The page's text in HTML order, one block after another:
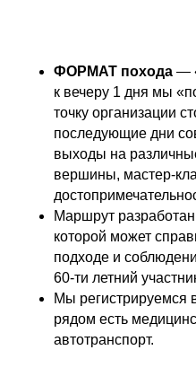
ФОРМАТ похода —
к вечеру 1 дня мы
точку организации
последующие дни
выходы на
вершины, мастер-
Маршрут разработан
которой может
подходе и
60-ти летний
Мы
рядом есть
автотранспорт.